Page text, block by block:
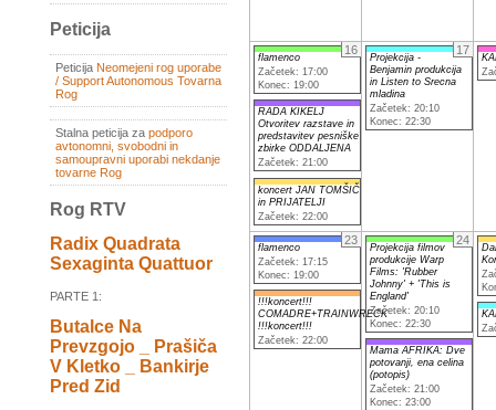
Peticija
Peticija Neomejeni rog uporabe
/ Support Autonomous Tovarna
Rog
Stalna peticija za podporo
avtonomni, svobodni in
samoupravni uporabi nekdanje
tovarne Rog
Rog RTV
Radix Quadrata
Sexaginta Quattuor
PARTE 1:
Butalce Na
Prevzgojo _ Prašiča
V Kletko _ Bankirje
Pred Zid
16
flamenco
Začetek: 17:00
Konec: 19:00
RADA KIKELJ
Otvoritev razstave in
predstavitev pesniške
zbirke ODDALJENA
Začetek: 21:00
koncert JAN TOMŠIČ
in PRIJATELJI
Začetek: 22:00
17
Projekcija -
Benjamin produkcija
in Listen to Srecna
mladina
Začetek: 20:10
Konec: 22:30
23
flamenco
Začetek: 17:15
Konec: 19:00
!!!koncert!!!
COMADRE+TRAINWRECK
!!!koncert!!!
Začetek: 22:00
24
Projekcija filmov
produkcije Warp
Films: 'Rubber
Johnny' + 'This is
England'
Začetek: 20:10
Konec: 22:30
Mama AFRIKA: Dve
potovanji, ena celina
(potopis)
Začetek: 21:00
Konec: 23:00